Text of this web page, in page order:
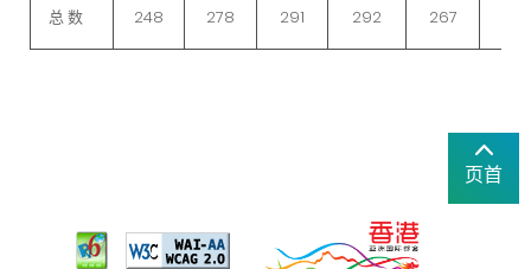
总 数 248 278 291 292 267
页首